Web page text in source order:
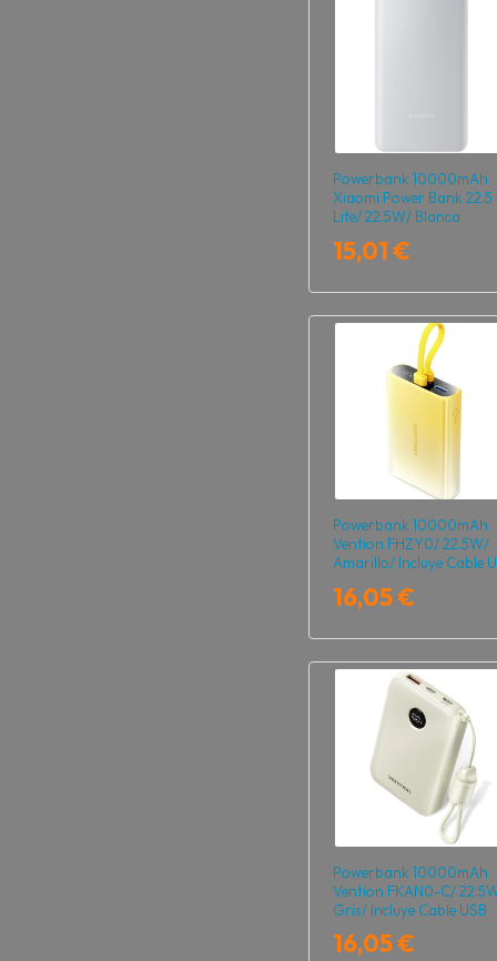
Powerbank 10000mAh
Xiaomi Power Bank 22.5
Lite/ 22.5W/ Blanca
15,01 €
Powerbank 10000mAh
Vention FHZY0/ 22.5W/
Amarillo/ Incluye Cable
16,05 €
Powerbank 10000mAh
Vention FKAN0-C/
Gris/ Incluye Cable USB
16,05 €